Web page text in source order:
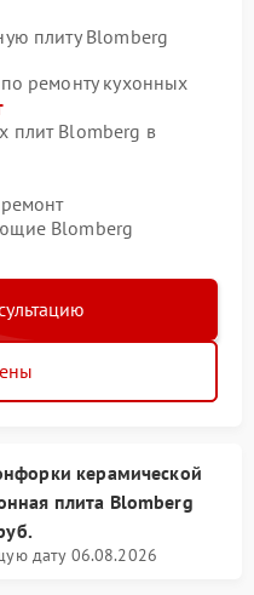
плиту Blomberg
ремонту кухонных
плит Blomberg в
Blomberg
керамической
плита Blomberg
дату 06.08.2026